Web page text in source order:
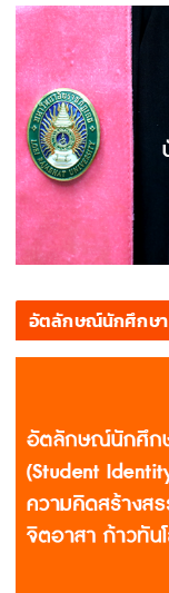
อัตลักษณ์นักศึกษา